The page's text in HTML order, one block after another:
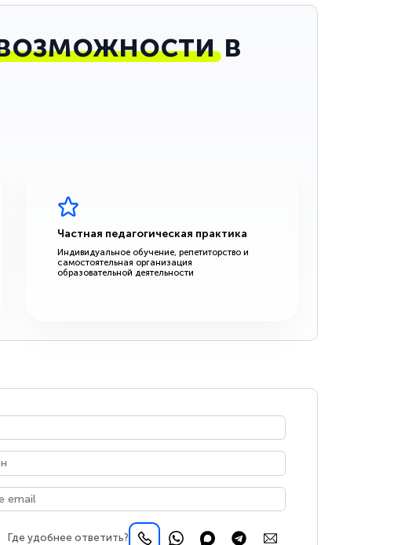
в
Частная педагогическая практика
Индивидуальное обучение, репетиторство и
самостоятельная организация
образовательной деятельности
Где удобнее ответить?